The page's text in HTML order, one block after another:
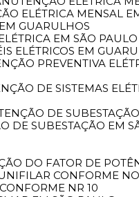
ELÉTRICA MENSAL
GUARULHOS
EM SÃO PAULO
ELÉTRICOS EM
PREVENTIVA
DE SISTEMAS
DE SUBESTAÇÃO
DE SUBESTAÇÃO EM
DO FATOR DE
UNIFILAR CONFORME
NR 10